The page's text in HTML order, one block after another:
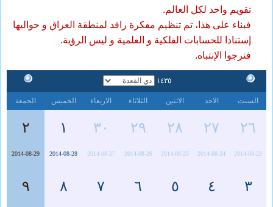
تقويم واحد لكل العالم.
فبناء على هذا، تم تنظيم مفكرة رافد لمنطقة العراق و حواليها
إستنادا للحسابات الفلكية و العلمية و ليس الرؤية.
فنرجوا الإنتباه.
١٤٣٥
السبت الاحد الاثنين الثلاثاء الاربعاء الخميس الجمعة
٢٦
2014-08-23
٢٧
2014-08-24
٢٨
2014-08-25
٢٩
2014-08-26
٣٠
2014-08-27
١
2014-08-28
٢
2014-08-29
٣ ٤ ٥ ٦ ٧ ٨ ٩